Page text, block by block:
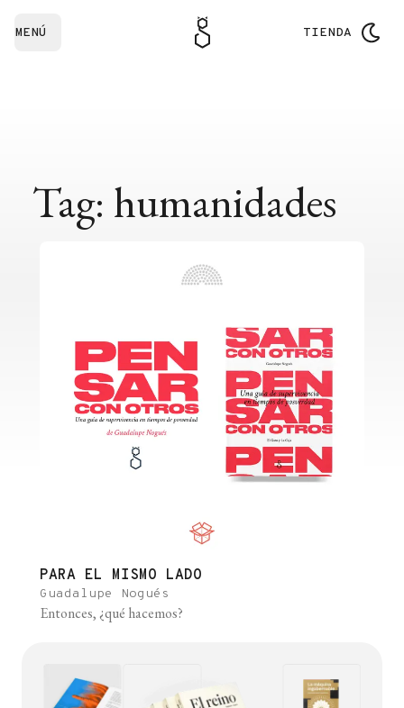
MENÚ TIENDA
Tag: humanidades
PARA EL MISMO LADO
Guadalupe Nogués
Entonces, ¿qué hacemos?